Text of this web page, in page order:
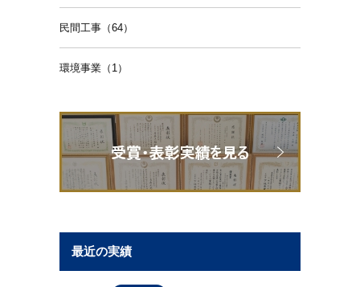
民間工事（64）
環境事業（1）
最近の実績